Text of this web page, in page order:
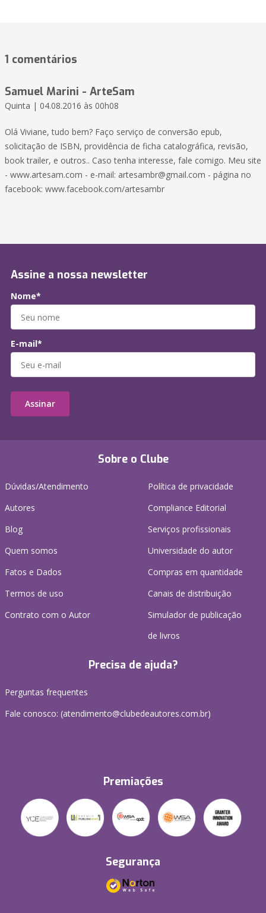
1 comentários
Samuel Marini - ArteSam
Quinta | 04.08.2016 às 00h08
Olá Viviane, tudo bem? Faço serviço de conversão epub,
solicitação de ISBN, providência de ficha catalográfica, revisão,
book trailer, e outros.. Caso tenha interesse, fale comigo. Meu site
- www.artesam.com - e-mail: artesambr@gmail.com - página no
facebook: www.facebook.com/artesambr
Sobre o Clube
Dúvidas/Atendimento
Autores
Blog
Quem somos
Fatos e Dados
Termos de uso
Contrato com o Autor
Política de privacidade
Compliance Editorial
Serviços profissionais
Universidade do autor
Compras em quantidade
Canais de distribuição
Simulador de publicação
de livros
Precisa de ajuda?
Perguntas frequentes
Fale conosco: (atendimento@clubedeautores.com.br)
Premiações
Segurança
Assine a nossa newsletter
Nome*
E-mail*
Assinar